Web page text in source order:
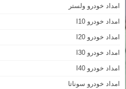
امداد خودرو ولستر
امداد خودرو I10
امداد خودرو I20
امداد خودرو I30
امداد خودرو I40
امداد خودرو سوناتا